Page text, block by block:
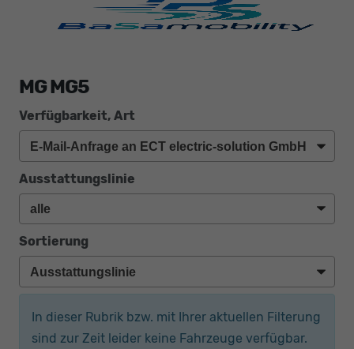
MG MG5
Verfügbarkeit, Art
Ausstattungslinie
Sortierung
In dieser Rubrik bzw. mit Ihrer aktuellen Filterung
sind zur Zeit leider keine Fahrzeuge verfügbar.